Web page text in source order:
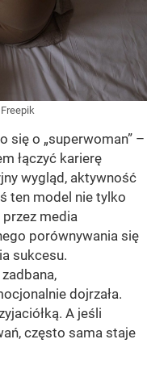
się o „superwoman” –
łączyć karierę
wygląd, aktywność
ten model nie tylko
przez media
porównywania się
sukcesu.
dojrzała.
A jeśli
często sama staje